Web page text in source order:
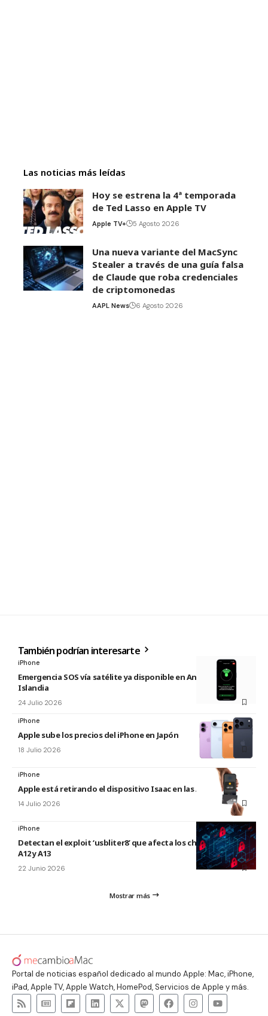
Las noticias más leídas
Hoy se estrena la 4ª temporada
de Ted Lasso en Apple TV
Apple TV+ 5 Agosto 2026
Una nueva variante del MacSync
Stealer a través de una guía falsa
de Claude que roba credenciales
de criptomonedas
AAPL News 6 Agosto 2026
También podrían interesarte
iPhone
Emergencia SOS vía satélite ya disponible en Andorra e
Islandia
24 Julio 2026
iPhone
Apple sube los precios del iPhone en Japón
18 Julio 2026
iPhone
Apple está retirando el dispositivo Isaac en las Apple Store
14 Julio 2026
iPhone
Detectan el exploit ‘usbliter8’ que afecta los chips de Apple
A12 y A13
22 Junio 2026
Mostrar más
Portal de noticias español dedicado al mundo Apple: Mac, iPhone,
iPad, Apple TV, Apple Watch, HomePod, Servicios de Apple y más.